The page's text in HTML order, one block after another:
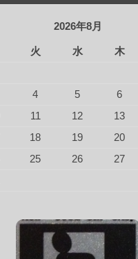
2026年8月
火 水 木
4 5 6
11 12 13
18 19 20
25 26 27